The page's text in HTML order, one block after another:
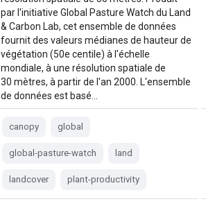
par l'initiative Global Pasture Watch du Land
& Carbon Lab, cet ensemble de données
fournit des valeurs médianes de hauteur de
végétation (50e centile) à l'échelle
mondiale, à une résolution spatiale de
30 mètres, à partir de l'an 2000. L'ensemble
de données est basé…
canopy global
global-pasture-watch land
landcover plant-productivity